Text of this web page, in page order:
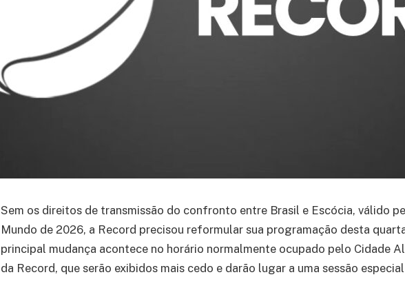
Sem os direitos de transmissão do confronto entre Brasil e Escócia, válido
Mundo de 2026, a Record precisou reformular sua programação desta
principal mudança acontece no horário normalmente ocupado pelo Cidade
da Record, que serão exibidos mais cedo e darão lugar a uma sessão